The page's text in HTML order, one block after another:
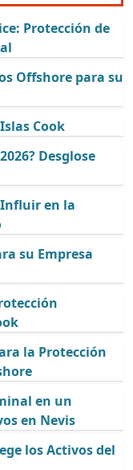
Protección de
Offshore para su
Cook
Desglose
Influir en la
su Empresa
la Protección
en un
en Nevis
los Activos del